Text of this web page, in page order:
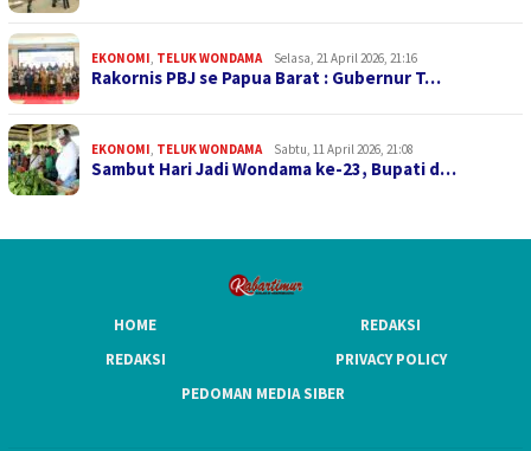
EKONOMI, TELUK WONDAMA Selasa, 21 April 2026, 21:16
Rakornis PBJ se Papua Barat : Gubernur T…
EKONOMI, TELUK WONDAMA Sabtu, 11 April 2026, 21:08
Sambut Hari Jadi Wondama ke-23, Bupati d…
HOME
REDAKSI
REDAKSI
PRIVACY POLICY
PEDOMAN MEDIA SIBER